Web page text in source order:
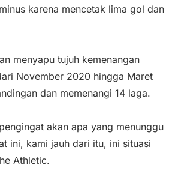
karena mencetak lima gol dan
menyapu tujuh kemenangan
November 2020 hingga Maret
dan memenangi 14 laga.
akan apa yang menunggu
ini, kami jauh dari itu, ini situasi
Athletic.